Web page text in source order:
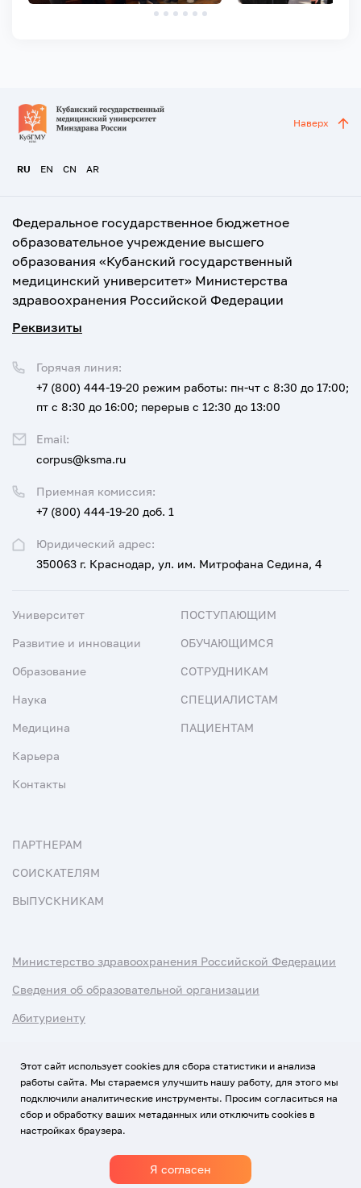
RU EN CN AR
Наверх
Федеральное государственное бюджетное
образовательное учреждение высшего
образования «Кубанский государственный
медицинский университет» Министерства
здравоохранения Российской Федерации
Реквизиты
Юридический адрес:
350063 г. Краснодар, ул. им. Митрофана Седина, 4
Приемная комиссия:
+7 (800) 444-19-20 доб. 1
Горячая линия:
+7 (800) 444-19-20 режим работы: пн-чт с 8:30 до 17:00;
пт с 8:30 до 16:00; перерыв с 12:30 до 13:00
Email:
corpus@ksma.ru
Университет
Развитие и инновации
Образование
Наука
Медицина
Карьера
Контакты
ПОСТУПАЮЩИМ
ОБУЧАЮЩИМСЯ
СОТРУДНИКАМ
СПЕЦИАЛИСТАМ
ПАЦИЕНТАМ
ПАРТНЕРАМ
СОИСКАТЕЛЯМ
ВЫПУСКНИКАМ
Министерство здравоохранения Российской Федерации
Сведения об образовательной организации
Абитуриенту
Использование Cookies
Политика обработки персональных данных
© Все права защищены
Этот сайт использует cookies для сбора статистики и анализа
работы сайта. Мы стараемся улучшить нашу работу, для этого мы
подключили аналитические инструменты. Просим согласиться на
сбор и обработку ваших метаданных или отключить cookies в
настройках браузера.
Я согласен